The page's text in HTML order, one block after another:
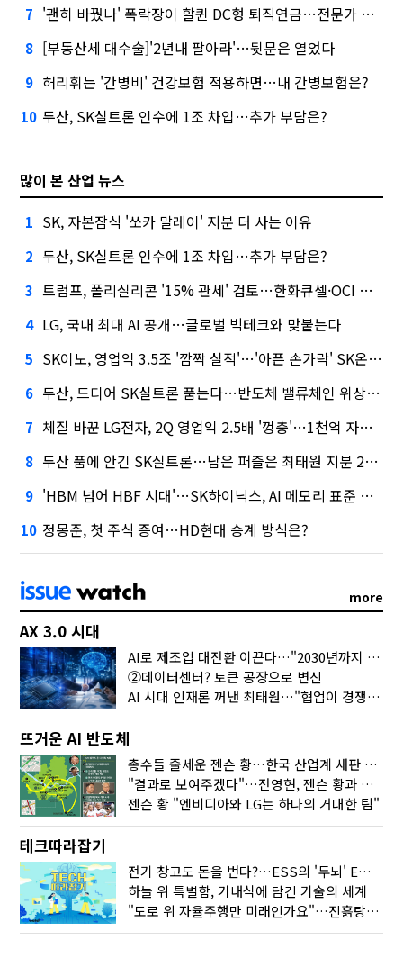
7 '괜히 바꿨나' 폭락장이 할퀸 DC형 퇴직연금…전문가 조언은
8 [부동산세 대수술]'2년내 팔아라'…뒷문은 열었다
9 허리휘는 '간병비' 건강보험 적용하면…내 간병보험은?
10 두산, SK실트론 인수에 1조 차입…추가 부담은?
많이 본 산업 뉴스
1 SK, 자본잠식 '쏘카 말레이' 지분 더 사는 이유
2 두산, SK실트론 인수에 1조 차입…추가 부담은?
3 트럼프, 폴리실리콘 '15% 관세' 검토…한화큐셀·OCI 영향은?
4 LG, 국내 최대 AI 공개…글로벌 빅테크와 맞붙는다
5 SK이노, 영업익 3.5조 '깜짝 실적'…'아픈 손가락' SK온의 반전
6 두산, 드디어 SK실트론 품는다…반도체 밸류체인 위상 강화
7 체질 바꾼 LG전자, 2Q 영업익 2.5배 '껑충'…1천억 자사주 태운다
8 두산 품에 안긴 SK실트론…남은 퍼즐은 최태원 지분 29.4%
9 'HBM 넘어 HBF 시대'…SK하이닉스, AI 메모리 표준 선점 나섰다
10 정몽준, 첫 주식 증여…HD현대 승계 방식은?
more
AX 3.0 시대
AI로 제조업 대전환 이끈다…"2030년까지 민관합동 20조 투자"
②데이터센터? 토큰 공장으로 변신
AI 시대 인재론 꺼낸 최태원…"협업이 경쟁력"
뜨거운 AI 반도체
총수들 줄세운 젠슨 황…한국 산업계 새판 짰다
"결과로 보여주겠다"…전영현, 젠슨 황과 HBM5 논의
젠슨 황 "엔비디아와 LG는 하나의 거대한 팀"
테크따라잡기
전기 창고도 돈을 번다?…ESS의 '두뇌' EMO가 뭐길래
하늘 위 특별함, 기내식에 담긴 기술의 세계
"도로 위 자율주행만 미래인가요"…진흙탕서 길 내는 HD현대 AI 기술